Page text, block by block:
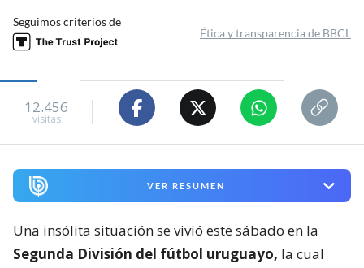
Seguimos criterios de
Ética y transparencia de BBCL
12.456
visitas
VER RESUMEN
Una insólita situación se vivió este sábado en la
Segunda División del fútbol uruguayo, la cual